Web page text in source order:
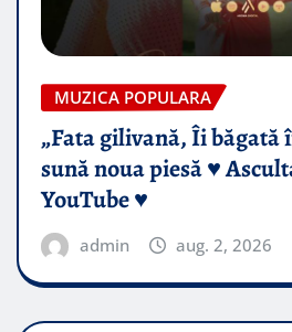
MUZICA POPULARA
„Fata gilivană, Îi băgată
sună noua piesă ♥️
YouTube ♥️
admin aug. 2, 2026